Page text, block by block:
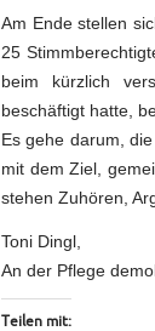
Am Ende stellen
25
beim kürzlich
beschäftigt hatte,
Es gehe darum,
mit dem Ziel,
stehen Zuhören,
Toni Dingl,
An der Pflege
Teilen mit: